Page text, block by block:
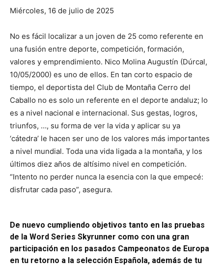
Miércoles, 16 de julio de 2025
No es fácil localizar a un joven de 25 como referente en
una fusión entre deporte, competición, formación,
valores y emprendimiento. Nico Molina Augustín (Dúrcal,
10/05/2000) es uno de ellos. En tan corto espacio de
tiempo, el deportista del Club de Montaña Cerro del
Caballo no es solo un referente en el deporte andaluz; lo
es a nivel nacional e internacional. Sus gestas, logros,
triunfos, …, su forma de ver la vida y aplicar su ya
‘cátedra’ le hacen ser uno de los valores más importantes
a nivel mundial. Toda una vida ligada a la montaña, y los
últimos diez años de altísimo nivel en competición.
“Intento no perder nunca la esencia con la que empecé:
disfrutar cada paso”, asegura.
De nuevo cumpliendo objetivos tanto en las pruebas
de la Word Series Skyrunner como con una gran
participación en los pasados Campeonatos de Europa
en tu retorno a la selección Española, además de tu